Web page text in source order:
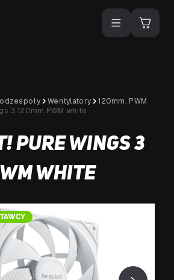
Wentylatory
120mm, PWM
3 120mm PWM white
Pure Wings 3
white